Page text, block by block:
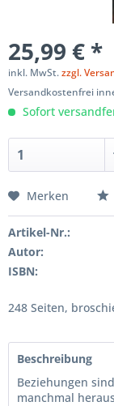
25,99 € *
inkl. MwSt.zzgl.
Versandkostenfrei
Sofort
Merken
Artikel-Nr.:
Autor:
ISBN:
248 Seiten,
Beschreibung
Beziehungen
manchmal